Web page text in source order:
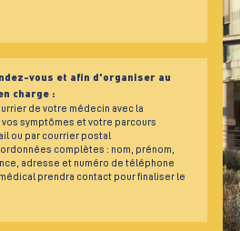
vous et afin d'organiser au
charge :
de votre médecin avec la
symptômes et votre parcours
ou par courrier postal
complètes : nom, prénom,
adresse et numéro de téléphone
prendra contact pour finaliser le